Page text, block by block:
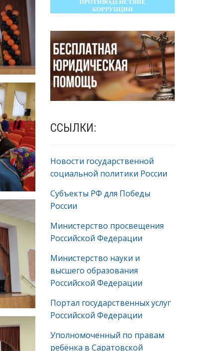
ССЫЛКИ:
Новости государственной
социальной политики России
Субъекты РФ для Победы
России
Министерство просвещения
Российской Федерации
Министерство науки и
высшего образования
Российской Федерации
Портал государственных услуг
Российской Федерации
Уполномоченный по правам
ребёнка в Саратовской